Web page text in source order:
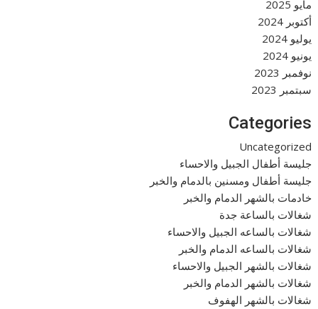
مايو 2025
أكتوبر 2024
يوليو 2024
يونيو 2024
نوفمبر 2023
سبتمبر 2023
Categories
Uncategorized
جليسة أطفال الجبيل والاحساء
جليسة أطفال ومسنين بالدمام والخبر
خادمات بالشهر الدمام والخبر
شغالات بالساعة جدة
شغالات بالساعه الجبيل والاحساء
شغالات بالساعه الدمام والخبر
شغالات بالشهر الجبيل والاحساء
شغالات بالشهر الدمام والخبر
شغالات بالشهر الهفوف